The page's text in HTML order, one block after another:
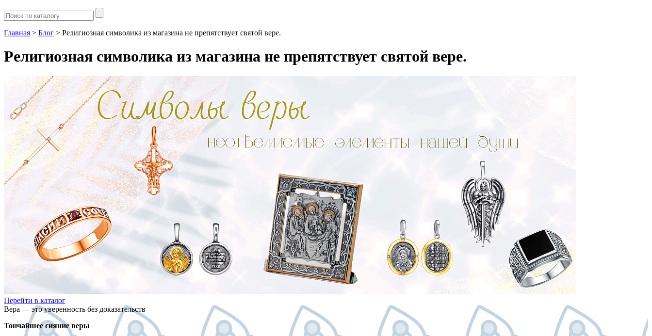
Главная > Блог > Религиозная символика из магазина не препятствует святой вере.
Религиозная символика из магазина не препятствует святой вере.
Перейти в каталог
Вера — это уверенность без доказательств
Тончайшее сияние веры